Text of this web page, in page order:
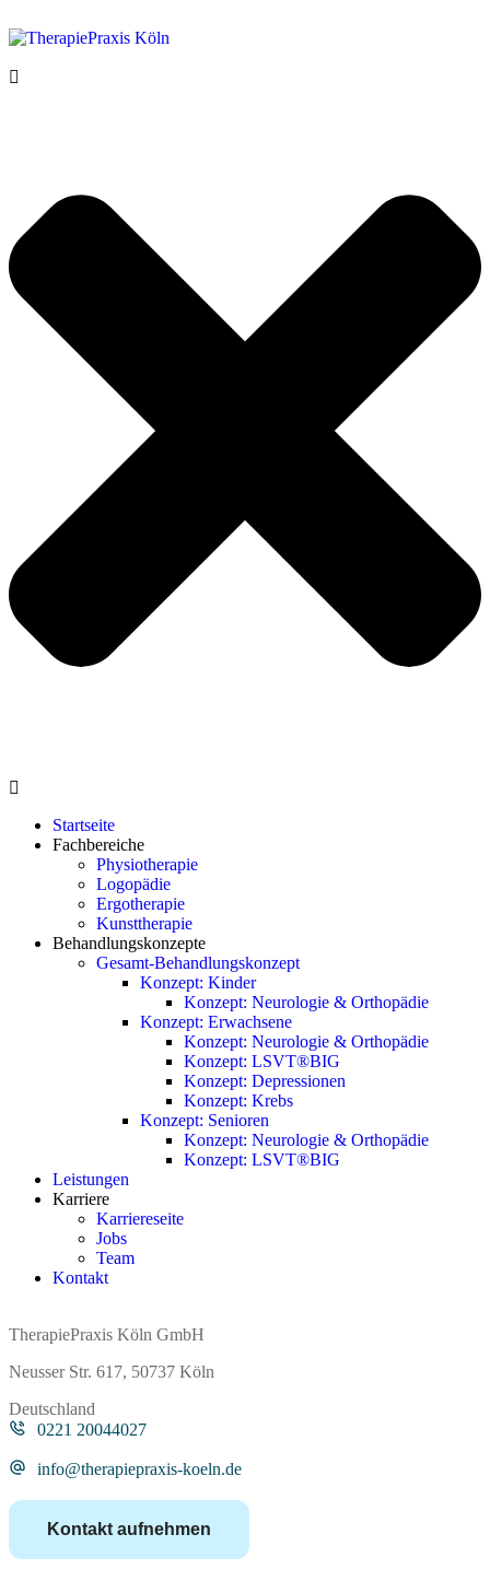
Startseite
Fachbereiche
Physiotherapie
Logopädie
Ergotherapie
Kunsttherapie
Behandlungskonzepte
Gesamt-Behandlungskonzept
Konzept: Kinder
Konzept: Neurologie & Orthopädie
Konzept: Erwachsene
Konzept: Neurologie & Orthopädie
Konzept: LSVT®BIG
Konzept: Depressionen
Konzept: Krebs
Konzept: Senioren
Konzept: Neurologie & Orthopädie
Konzept: LSVT®BIG
Leistungen
Karriere
Karriereseite
Jobs
Team
Kontakt
TherapiePraxis Köln GmbH
Neusser Str. 617, 50737 Köln
Deutschland
0221 20044027
info@therapiepraxis-koeln.de
Kontakt aufnehmen